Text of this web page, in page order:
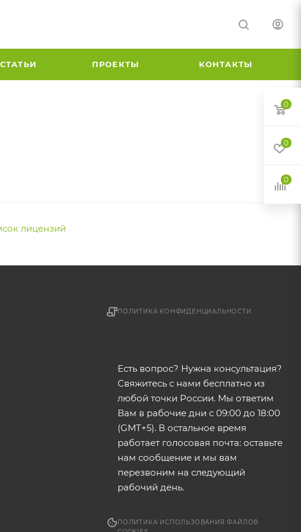
СТАТЬИ ПРОЕКТЫ КОНТАКТЫ
лицензий
ПОЛИТИКА КОНФИДЕНЦИАЛЬНОСТИ
Есть вопрос? Нужна консультация?
Свяжитесь с нами бесплатно из
любой точки России. Мы ответим
Вам в рабочие дни с 09:00 до 18:00
(GMT+5). В остальное время
работает голосовая почта: оставьте
нам сообщение и мы вам
перезвоним на следующий
рабочий день.
ПОЛИТИКА ИСПОЛЬЗОВАНИЯ ФАЙЛОВ
0
0
0